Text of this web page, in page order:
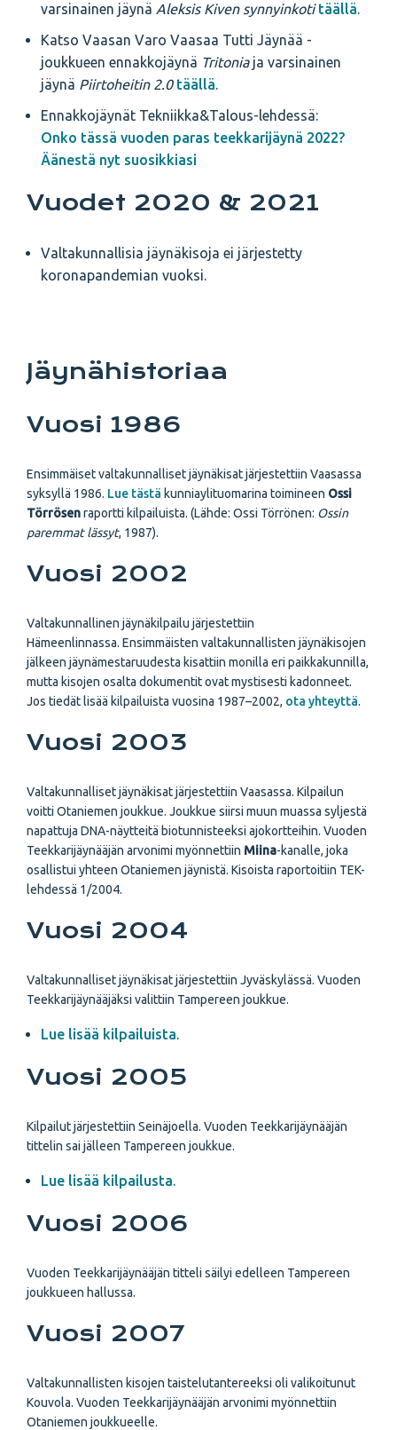
varsinainen jäynä Aleksis Kiven synnyinkoti täällä.
Katso Vaasan Varo Vaasaa Tutti Jäynää -
joukkueen ennakkojäynä Tritoniaja varsinainen
jäynä Piirtoheitin 2.0 täällä.
Ennakkojäynät Tekniikka&Talous-lehdessä:
Onko tässä vuoden paras teekkarijäynä 2022?
Äänestä nyt suosikkiasi
Vuodet 2020 & 2021
Valtakunnallisia jäynäkisoja ei järjestetty
koronapandemian vuoksi.
Jäynähistoriaa
Vuosi 1986
Ensimmäiset valtakunnalliset jäynäkisat järjestettiin Vaasassa
syksyllä 1986. Lue tästä kunniaylituomarina toimineen Ossi
Törrösenraportti kilpailuista. (Lähde: Ossi Törrönen: Ossin
paremmat lässyt, 1987).
Vuosi 2002
Valtakunnallinen jäynäkilpailu järjestettiin
Hämeenlinnassa. Ensimmäisten valtakunnallisten jäynäkisojen
jälkeen jäynämestaruudesta kisattiin monilla eri paikkakunnilla,
mutta kisojen osalta dokumentit ovat mystisesti kadonneet.
Jos tiedät lisää kilpailuista vuosina 1987–2002, ota yhteyttä.
Vuosi 2003
Valtakunnalliset jäynäkisat järjestettiin Vaasassa. Kilpailun
voitti Otaniemen joukkue. Joukkue siirsi muun muassa syljestä
napattuja DNA-näytteitä biotunnisteeksi ajokortteihin. Vuoden
Teekkarijäynääjän arvonimi myönnettiin Miina-kanalle, joka
osallistui yhteen Otaniemen jäynistä. Kisoista raportoitiin TEK-
lehdessä 1/2004.
Vuosi 2004
Valtakunnalliset jäynäkisat järjestettiin Jyväskylässä. Vuoden
Teekkarijäynääjäksi valittiin Tampereen joukkue.
Lue lisää kilpailuista.
Vuosi 2005
Kilpailut järjestettiin Seinäjoella. Vuoden Teekkarijäynääjän
tittelin sai jälleen Tampereen joukkue.
Lue lisää kilpailusta.
Vuosi 2006
Vuoden Teekkarijäynääjän titteli säilyi edelleen Tampereen
joukkueen hallussa.
Vuosi 2007
Valtakunnallisten kisojen taistelutantereeksi oli valikoitunut
Kouvola. Vuoden Teekkarijäynääjän arvonimi myönnettiin
Otaniemen joukkueelle.